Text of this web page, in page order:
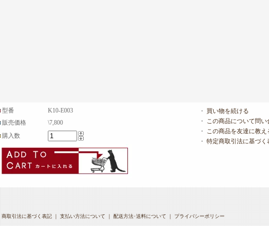
型番
K10-E003
販売価格
\7,800
購入数
・ 買い物を続ける
・ この商品について問い
・ この商品を友達に教え
・ 特定商取引法に基づく
商取引法に基づく表記｜支払い方法について｜配送方法･送料について｜プライバシーポリシー